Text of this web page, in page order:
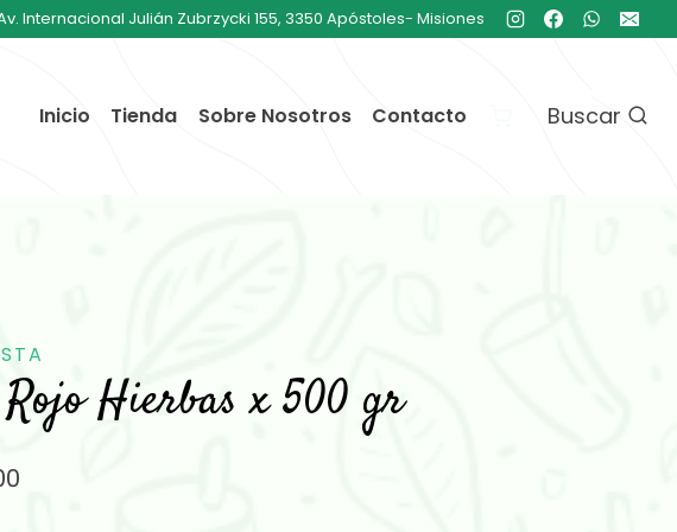
Internacional Julián Zubrzycki 155, 3350 Apóstoles- Misiones
Inicio Tienda Sobre Nosotros Contacto Buscar
Hierbas x 500 gr